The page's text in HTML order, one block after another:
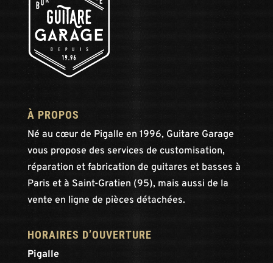
À PROPOS
Né au cœur de Pigalle en 1996, Guitare Garage
vous propose des services de customisation,
réparation et fabrication de guitares et basses à
Paris et à Saint-Gratien (95), mais aussi de la
vente en ligne de pièces détachées.
HORAIRES D’OUVERTURE
Pigalle